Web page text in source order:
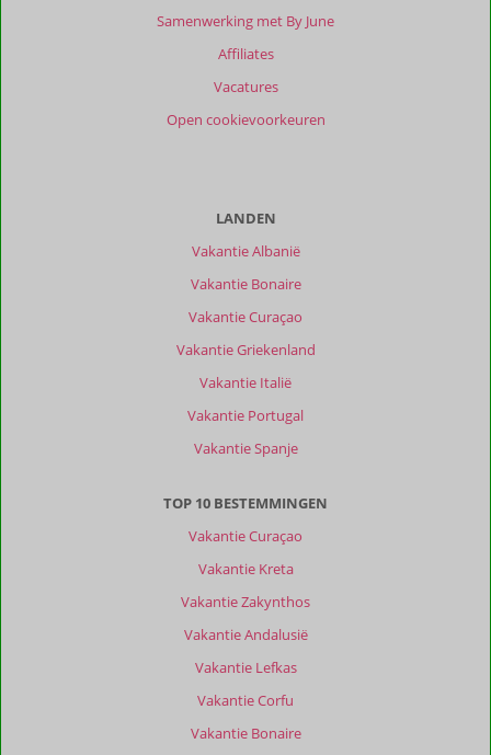
Samenwerking met By June
Affiliates
Vacatures
Open cookievoorkeuren
LANDEN
Vakantie Albanië
Vakantie Bonaire
Vakantie Curaçao
Vakantie Griekenland
Vakantie Italië
Vakantie Portugal
Vakantie Spanje
TOP 10 BESTEMMINGEN
Vakantie Curaçao
Vakantie Kreta
Vakantie Zakynthos
Vakantie Andalusië
Vakantie Lefkas
Vakantie Corfu
Vakantie Bonaire